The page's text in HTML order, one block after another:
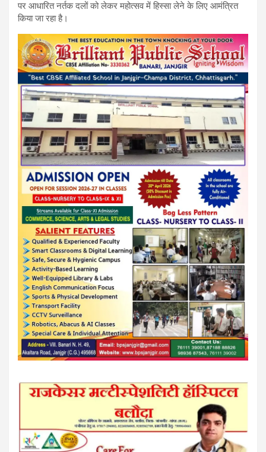
पर आधारित नर्तक दलों को लेकर महोत्सव में हिस्सा लेने के लिए आमंत्रित
किया जा रहा है।